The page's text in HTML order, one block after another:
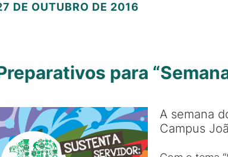
DE OUTUBRO DE 2016
para
A semana
Campus